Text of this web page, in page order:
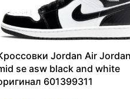
Jordan Air
se asw black and white
601399311